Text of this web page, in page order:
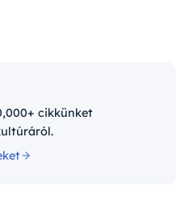
cikkünket